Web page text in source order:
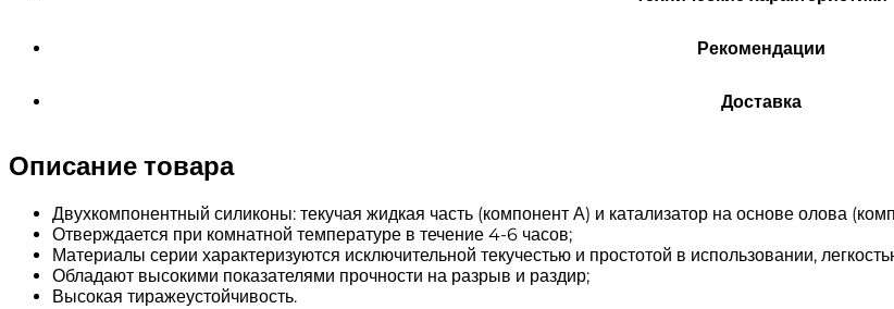
Рекомендации
Доставка
Описание товара
Двухкомпонентный силиконы: текучая жидкая часть (компонент А) и катализатор на основе олова
Отверждается при комнатной температуре в течение 4-6 часов;
Материалы серии характеризуются исключительной текучестью и простотой в использовании,
Обладают высокими показателями прочности на разрыв и раздир;
Высокая тиражеустойчивость.